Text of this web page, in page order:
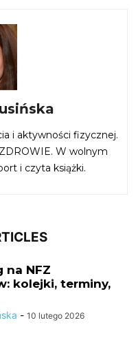
i aktywności fizycznej.
W wolnym
i czyta książki.
na NFZ
kolejki, terminy,
- 10 lutego 2026